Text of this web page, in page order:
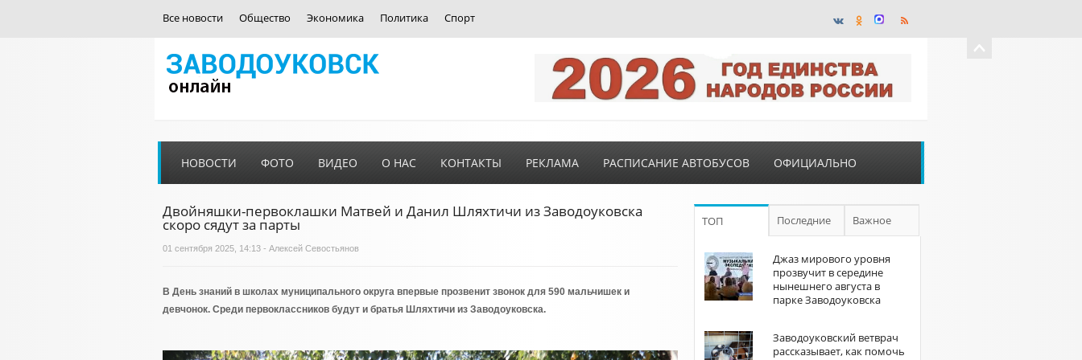
Все новости Общество Экономика Политика Спорт
НОВОСТИ ФОТО ВИДЕО О НАС КОНТАКТЫ РЕКЛАМА РАСПИСАНИЕ АВТОБУСОВ ОФИЦИАЛЬНО
Двойняшки-первоклашки Матвей и Данил Шляхтичи из Заводоуковска
скоро сядут за парты
01 сентября 2025, 14:13 - Алексей Севостьянов
В День знаний в школах муниципального округа впервые прозвенит звонок для 590 мальчишек и
девчонок. Среди первоклассников будут и братья Шляхтичи из Заводоуковска.
ТОП Последние Важное
Джаз мирового уровня
прозвучит в середине
нынешнего августа в
парке Заводоуковска
Заводоуковский ветврач
рассказывает, как помочь